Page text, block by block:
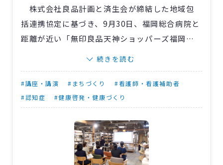
株式会社良品計画と済生会が締結した地域包
括連携協定に基づき、9月30日、福岡総合病院と
距離が近い「無印良品天神ショッパーズ福岡
店」で市民向けイベントを開催しました。
予防について」。当院の認知症看護認定看護
師・保利京子さんが「誰でもできる認知症ケ
睡眠習慣などを分かりやすく講演しました。
続いて、無印良品のスタッフが快眠グッズを
紹介。温浴効果を高め血行を促進する入浴剤
続きを読む
#講座・講演 #まちづくり
#看護師・看護補助者
#認知症
#健康啓発・健康づくり